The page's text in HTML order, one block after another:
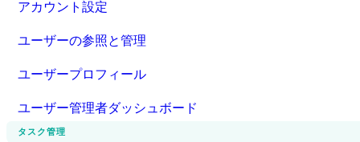
アカウント設定
ユーザーの参照と管理
ユーザープロフィール
ユーザー管理者ダッシュボード
タスク管理